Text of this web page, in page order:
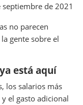
septiembre de 2021
no parecen
gente sobre el
está aquí
los salarios más
el gasto adicional